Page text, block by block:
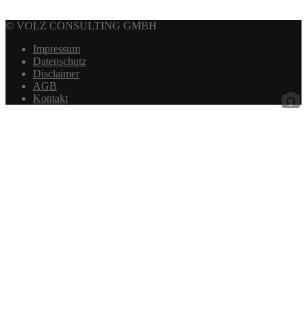
© VOLZ CONSULTING GMBH
Impressum
Datenschutz
Disclaimer
AGB
Kontakt